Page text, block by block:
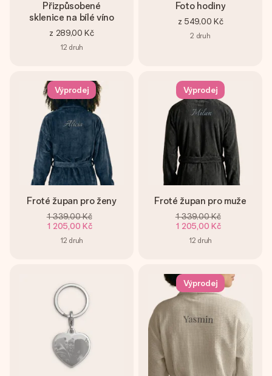
Přizpůsobené
sklenice na bílé víno
z 289,00 Kč
12 druh
Foto hodiny
z 549,00 Kč
2 druh
Výprodej
Froté župan pro ženy
1 339,00 Kč
1 205,00 Kč
12 druh
Výprodej
Froté župan pro muže
1 339,00 Kč
1 205,00 Kč
12 druh
Výprodej